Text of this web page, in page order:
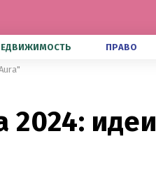
ПРАВО
2024: идеи